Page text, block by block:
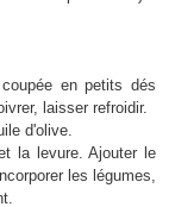
en petits dés
laisser refroidir.
d'olive.
la levure. Ajouter le
les légumes,